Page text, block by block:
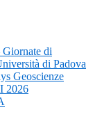
di
di Padova
Geoscienze
2026